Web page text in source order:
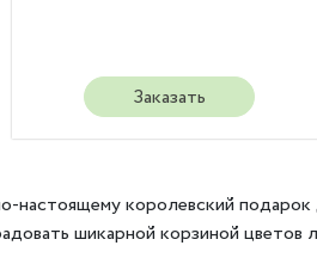
Заказать
настоящему королевский
шикарной корзиной